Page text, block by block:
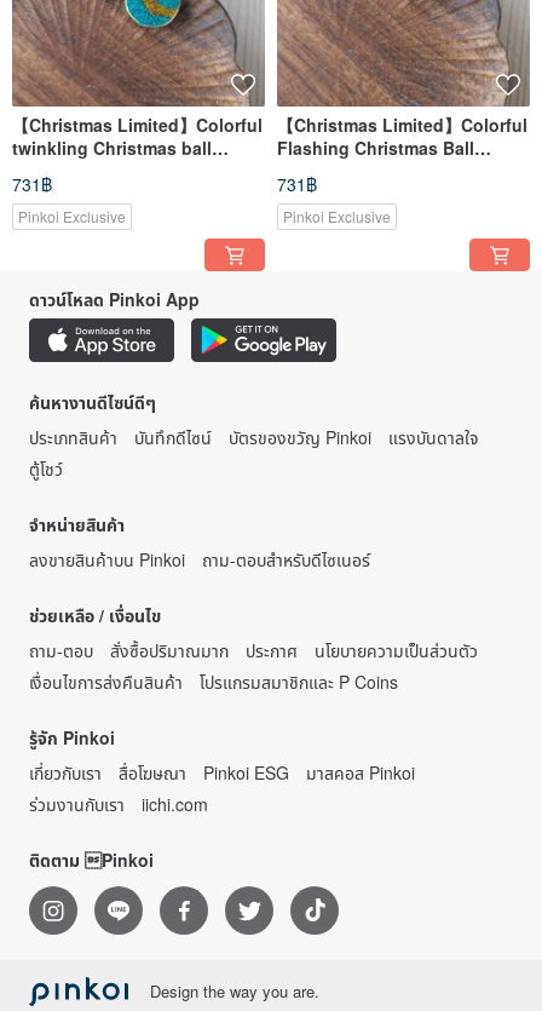
【Christmas Limited】Colorful
twinkling Christmas ball
earrings - sky blue gift
birthday party
731฿
Pinkoi Exclusive
【Christmas Limited】Colorful
Flashing Christmas Ball
Earrings-Red Gift Birthday
Party
731฿
Pinkoi Exclusive
ดาวน์โหลด Pinkoi App
ค้นหางานดีไซน์ดีๆ
ประเภทสินค้า
บันทึกดีไซน์ บัตรของขวัญ Pinkoi
แรงบันดาลใจ
ตู้โชว์
จำหน่ายสินค้า
ลงขายสินค้าบน Pinkoi
ถาม-ตอบสำหรับดีไซเนอร์
ช่วยเหลือ / เงื่อนไข
ถาม-ตอบ
สั่งซื้อปริมาณมาก ประกาศ
นโยบายความเป็นส่วนตัว
เงื่อนไขการส่งคืนสินค้า
โปรแกรมสมาชิกและ P Coins
รู้จัก Pinkoi
เกี่ยวกับเรา
สื่อโฆษณา Pinkoi ESG
มาสคอส Pinkoi
ร่วมงานกับเรา
iichi.com
ติดตาม Pinkoi
Design the way you are.